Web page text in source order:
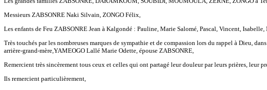
Messieurs ZABSONRE Naki Silvain, ZONGO Félix,
Les enfants de Feu ZABSONRE Jean à Kalgondé : Pauline, Marie Salomé, Pascal, Vincent,
Très touchés par les nombreuses marques de sympathie et de compassion lors du rappel à Dieu,
arrière-grand-mère,YAMEOGO Lallé Marie Odette, épouse ZABSONRE,
Remercient très sincèrement tous ceux et celles qui ont partagé leur douleur par leurs prières, leur
Ils remercient particulièrement,